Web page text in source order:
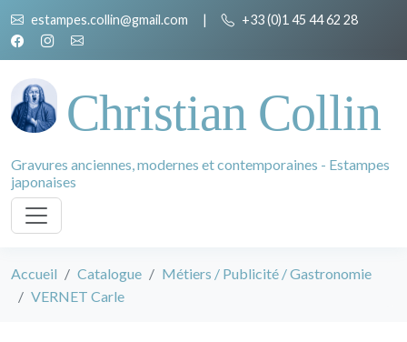
estampes.collin@gmail.com | +33 (0)1 45 44 62 28
Christian Collin
Gravures anciennes, modernes et contemporaines - Estampes
japonaises
Accueil Catalogue
Métiers / Publicité / Gastronomie
VERNET Carle